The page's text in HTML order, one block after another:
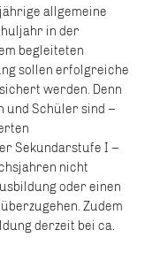
allgemeine
in der
begleiteten
sollen erfolgreiche
werden. Denn
und Schüler sind –
Sekundarstufe I –
nicht
oder einen
Zudem
derzeit bei ca.